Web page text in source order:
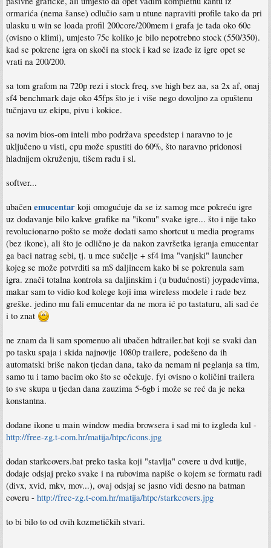
ormarića (nema šanse) odlučio sam u ntune napraviti profile tako da pri
ulasku u win se loada profil 200core/200mem i grafa je tada oko 60c
(ovisno o klimi), umjesto 75c koliko je bilo nepotrebno stock (550/350).
kad se pokrene igra on skoči na stock i kad se izađe iz igre opet se
vrati na 200/200.
sa tom grafom na 720p rezi i stock freq, sve high bez aa, sa 2x af, onaj
sf4 benchmark daje oko 45fps što je i više nego dovoljno za opuštenu
tučnjavu uz ekipu, pivu i kokice.
sa novim bios-om inteli mbo podržava speedstep i naravno to je
uključeno u visti, cpu može spustiti do 60%, što naravno pridonosi
hladnijem okruženju, tišem radu i sl.
softver...
ubačen emucentar koji omogućuje da se iz samog mce pokreću igre
uz dodavanje bilo kakve grafike na "ikonu" svake igre... što i nije tako
revolucionarno pošto se može dodati samo shortcut u media programs
(bez ikone), ali što je odlično je da nakon završetka igranja emucentar
ga baci natrag sebi, tj. u mce sučelje + sf4 ima "vanjski" launcher
kojeg se može potvrditi sa m$ daljincem kako bi se pokrenula sam
igra. znači totalna kontrola sa daljinskim i (u budućnosti) joypadevima,
makar sam to vidio kod kolege koji ima wireless modele i rade bez
greške. jedino mu fali emucentar da ne mora ić po tastaturu, ali sad će
i to znat
ne znam da li sam spomenuo ali ubačen hdtrailer.bat koji se svaki dan
po tasku spaja i skida najnovije 1080p trailere, podešeno da ih
automatski briše nakon tjedan dana, tako da nemam ni peglanja sa tim,
samo tu i tamo bacim oko što se očekuje. fyi ovisno o količini trailera
to sve skupa u tjedan dana zauzima 5-6gb i može se reć da je neka
konstantna.
dodane ikone u main window media browsera i sad mi to izgleda kul -
http://free-zg.t-com.hr/matija/htpc/icons.jpg
dodan starkcovers.bat preko taska koji "stavlja" covere u dvd kutije,
dodaje odsjaj preko svake i na rubovima napiše o kojem se formatu radi
(divx, xvid, mkv, mov...), ovaj odsjaj se jasno vidi desno na batman
coveru - http://free-zg.t-com.hr/matija/htpc/starkcovers.jpg
to bi bilo to od ovih kozmetičkih stvari.